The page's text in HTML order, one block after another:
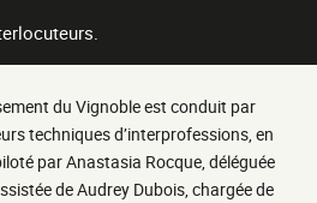
du Vignoble est conduit par
techniques d’interprofessions, en
par Anastasia Rocque, déléguée
de Audrey Dubois, chargée de